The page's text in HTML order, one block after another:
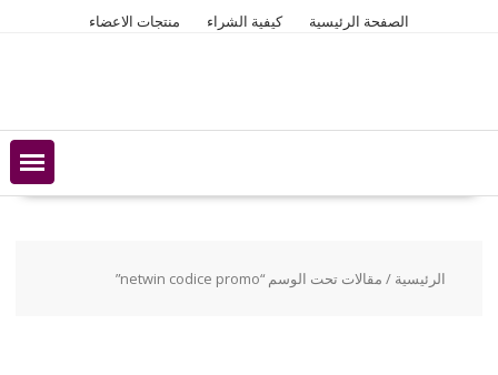
الصفحة الرئيسية كيفية الشراء منتجات الاعضاء
الرئيسية / مقالات تحت الوسم “netwin codice promo”